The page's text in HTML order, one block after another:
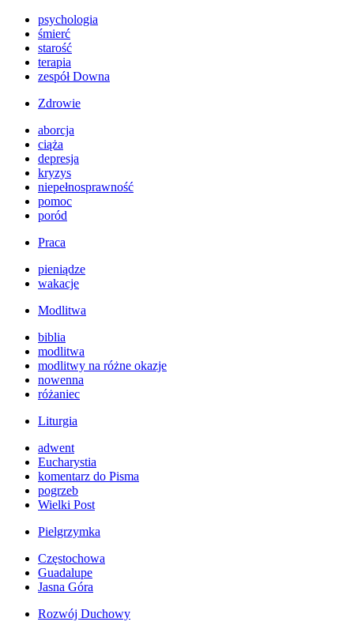
psychologia
śmierć
starość
terapia
zespół Downa
Zdrowie
aborcja
ciąża
depresja
kryzys
niepełnosprawność
pomoc
poród
Praca
pieniądze
wakacje
Modlitwa
biblia
modlitwa
modlitwy na różne okazje
nowenna
różaniec
Liturgia
adwent
Eucharystia
komentarz do Pisma
pogrzeb
Wielki Post
Pielgrzymka
Częstochowa
Guadalupe
Jasna Góra
Rozwój Duchowy